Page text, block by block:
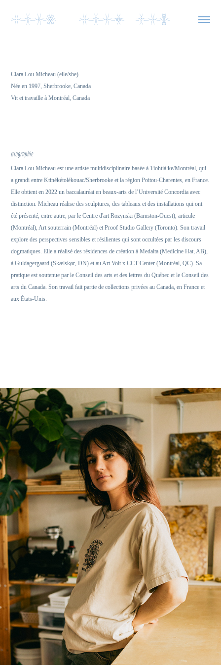
Clara Lou Micheau (elle/she)
Née en 1997, Sherbrooke, Canada
Vit et travaille à Montréal, Canada
Biographie
Clara Lou Micheau est une artiste multidisciplinaire basée à Tiohtià:ke/Montréal, qui
a grandi entre Ktinékétolékouac/Sherbrooke et la région Poitou-Charentes, en France.
Elle obtient en 2022 un baccalauréat en beaux-arts de l’Université Concordia avec
distinction. Micheau réalise des sculptures, des tableaux et des installations qui ont
été présenté, entre autre, par le Centre d'art Rozynski (Barnston-Ouest), articule
(Montréal), Art souterrain (Montréal) et Proof Studio Gallery (Toronto). Son travail
explore des perspectives sensibles et résilientes qui sont occultées par les discours
dogmatiques. Elle a réalisé des résidences de création à Medalta (Medicine Hat, AB),
à Guldagergaard (Skælskør, DN) et au Art Volt x CCT Center (Montréal, QC). Sa
pratique est soutenue par le Conseil des arts et des lettres du Québec et le Conseil des
arts du Canada. Son travail fait partie de collections privées au Canada, en France et
aux États-Unis.